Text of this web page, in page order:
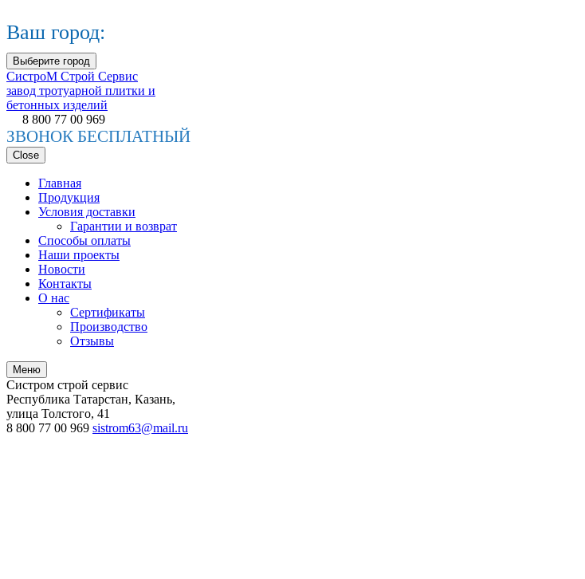
Ваш город:
Выберите город
СистроМ Строй Сервис
завод тротуарной плитки и
бетонных изделий
8 800 77 00 969
ЗВОНОК БЕСПЛАТНЫЙ
Close
Главная
Продукция
Условия доставки
Гарантии и возврат
Способы оплаты
Наши проекты
Новости
Контакты
О нас
Сертификаты
Производство
Отзывы
Меню
Систром строй сервис
Республика Татарстан, Казань,
улица Толстого, 41
8 800 77 00 969 sistrom63@mail.ru